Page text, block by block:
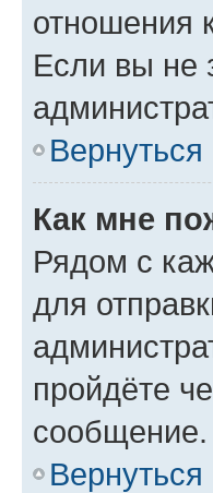
отношения
Если вы не
Вернуться
Как мне
Рядом с
для
пройдёте
сообщение.
Вернуться